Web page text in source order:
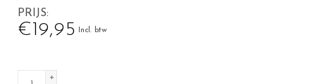
PRIJS
€19,95 Incl. btw
+